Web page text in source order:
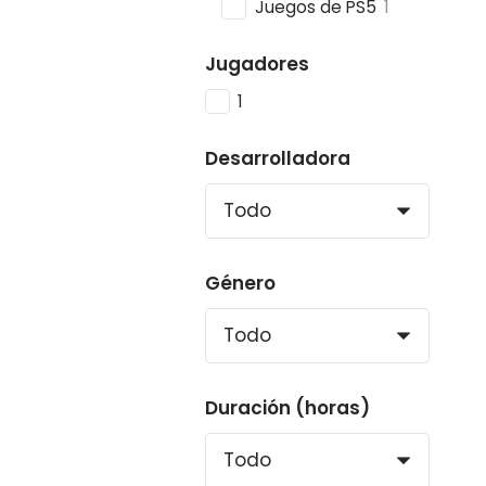
Juegos de PS5 1
Jugadores
1
Desarrolladora
Género
Duración (horas)